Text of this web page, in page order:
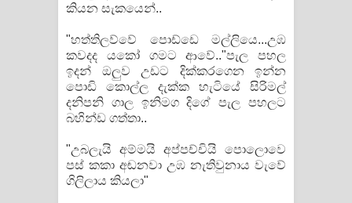
කියන සැකයෙන්..
"හත්තිලව්වේ පොඩ්ඩෙ මල්ලියෙ...උඹ
කවදද යකෝ ගමට ආවේ.."පැල පහල
ඉදන් ඔලුව උඩට දික්කරගෙන ඉන්න
පොඩි කොල්ල දැක්ක හැටියේ සිරිමල්
දනිපනි ගාල ඉනිමග දිගේ පැල පහලට
බහින්ඩ ගත්තා..
"උබලැයි අම්මයි අප්පච්චියි පොලොවෙ
පස් කකා අඬනවා උඹ නැතිවුනාය වැවේ
ගිලිලාය කියලා"